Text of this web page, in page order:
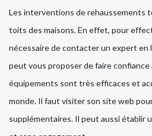
Les interventions de rehaussements
toits des maisons. En effet, pour
nécessaire de contacter un expert en
peut vous proposer de faire confiance
équipements sont très efficaces et
monde. Il faut visiter son site web
supplémentaires. Il peut aussi établir